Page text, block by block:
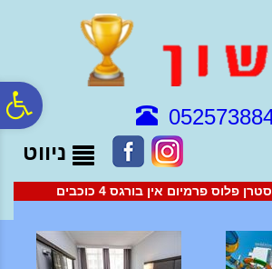
נגישות
ניווט
פלוס פרמיום אין בורגס 4 כוכבים